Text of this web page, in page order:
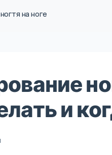
на ноге
и